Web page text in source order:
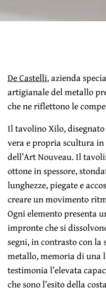
De Castelli, azienda
artigianale del metallo
che ne riflettono le
Il tavolino Xilo,
vera e propria scultura
dell’Art Nouveau. Il
ottone in spessore,
lunghezze, piegate e
creare un movimento
Ogni elemento presenta
impronte che si
segni, in contrasto con
metallo, memoria di una
testimonia l’elevata
che sono l’esito della